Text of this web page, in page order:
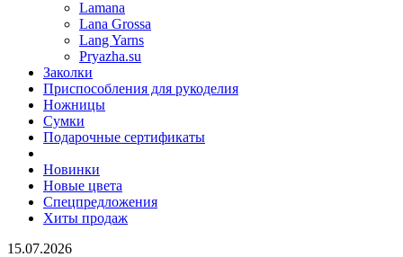
Lamana
Lana Grossa
Lang Yarns
Pryazha.su
Заколки
Приспособления для рукоделия
Ножницы
Сумки
Подарочные сертификаты
Новинки
Новые цвета
Спецпредложения
Хиты продаж
15.07.2026